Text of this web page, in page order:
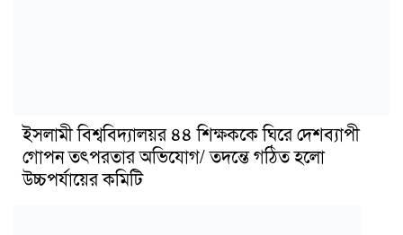
ইসলামী বিশ্ববিদ্যালয়র ৪৪ শিক্ষককে ঘিরে দেশব্যাপী
গোপন তৎপরতার অভিযোগ/ তদন্তে গঠিত হলো
উচ্চপর্যায়ের কমিটি